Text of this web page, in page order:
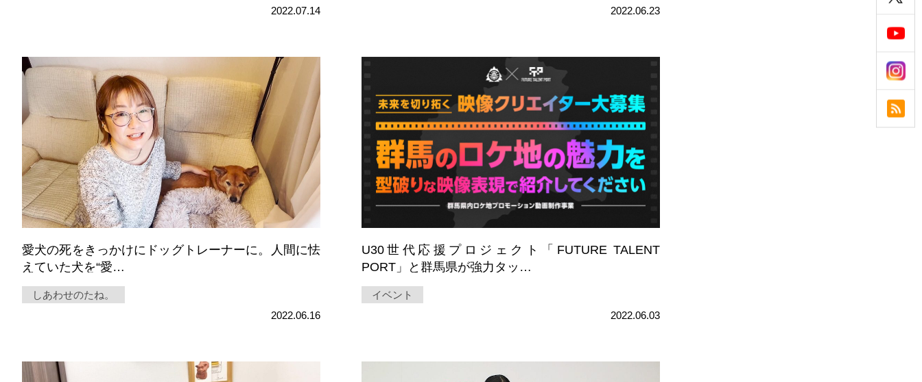
2022.07.14
2022.06.23
愛犬の死をきっかけにドッグトレーナーに。人間に怯
えていた犬を“愛…
しあわせのたね。
2022.06.16
U30世代応援プロジェクト「FUTURE TALENT
PORT」と群馬県が強力タッ…
イベント
2022.06.03